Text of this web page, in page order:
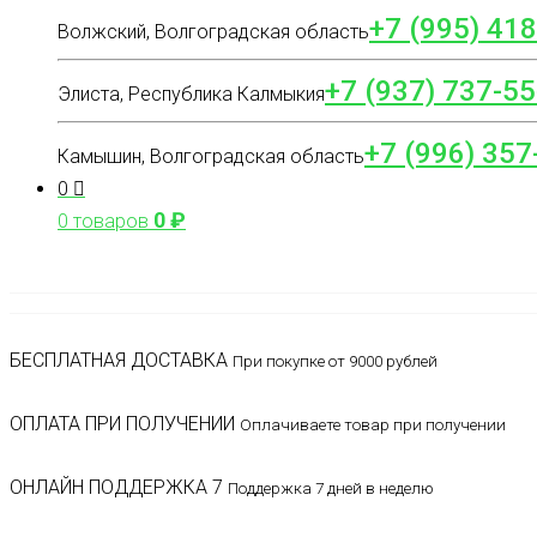
Волжский, Волгоградская область+7 (995)
Элиста, Республика Калмыкия+7 (937) 737-
Камышин, Волгоградская область+7 (996)
0
0 товаров 0₽
БЕСПЛАТНАЯ ДОСТАВКА При покупке от 9000 рублей
ОПЛАТА ПРИ ПОЛУЧЕНИИ Оплачиваете товар при получении
ОНЛАЙН ПОДДЕРЖКА 7 Поддержка 7 дней в неделю